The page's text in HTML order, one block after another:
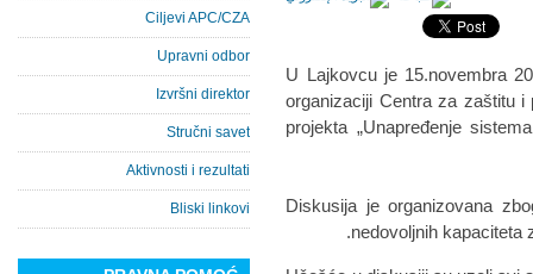
U Lajkovcu je 15.novembra
organizaciji Centra za zaštitu
projekta „Unapređenje
Diskusija je organizovana
nedovoljnih kapaciteta
Ciljevi APC/CZA
Upravni odbor
Izvršni direktor
Stručni savet
Aktivnosti i rezultati
Bliski linkovi